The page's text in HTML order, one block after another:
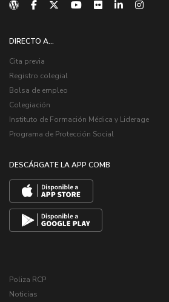
DIRECTO A...
Cita previa
Registro colegial
Bolsa de empleo
Colegiación
Instituto de Formación Médica y Liderage
Programa de Protección Social
DESCÁRGATE LA APP COMB
Poliza RCP
Noticias